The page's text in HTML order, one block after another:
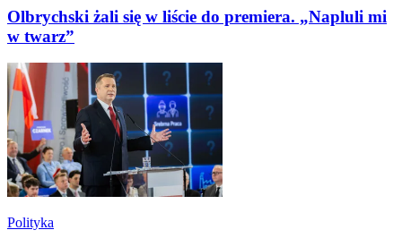
Olbrychski żali się w liście do premiera. „Napluli mi
w twarz”
Polityka